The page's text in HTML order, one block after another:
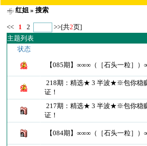
红姐 » 搜索
<< 1 2 >>[共2页]
主题列表
状态
【085期】∞∞∞（［石头一粒］
218期：精选★ 3 半波★※包你稳
证！
217期：精选★ 3 半波★※包你稳
证！
【084期】∞∞∞（［石头一粒］